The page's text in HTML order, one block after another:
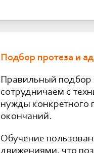
Подбор протеза и
Правильный подбор
сотрудничаем с
нужды конкретного
окончаний.
Обучение